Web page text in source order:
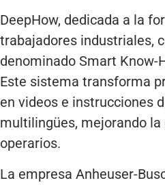
DeepHow, dedicada a la
trabajadores industriales,
denominado Smart Know-
Este sistema transforma
en videos e instrucciones
multilingües, mejorando
operarios.
La empresa Anheuser-